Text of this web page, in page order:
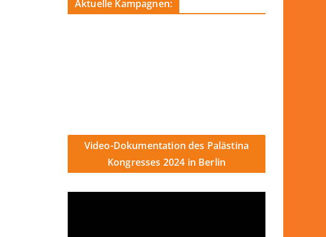
Aktuelle Kampagnen:
Video-Dokumentation des Palästina
Kongresses 2024 in Berlin